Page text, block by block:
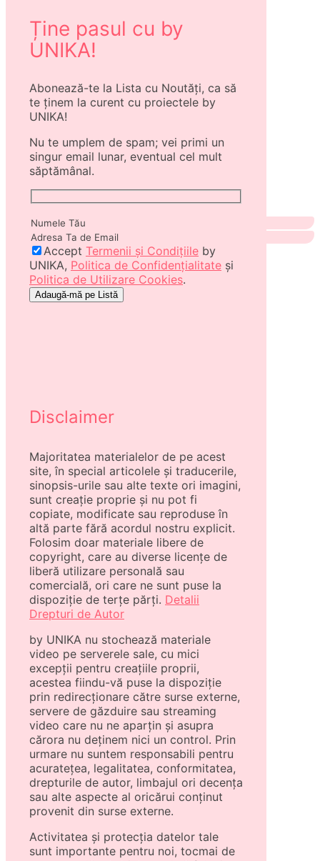
Ține pasul cu by
UNIKA!
Abonează-te la Lista cu Noutăți, ca să
te ținem la curent cu proiectele by
UNIKA!
Nu te umplem de spam; vei primi un
singur email lunar, eventual cel mult
săptămânal.
Accept Termenii și Condițiile by
UNIKA, Politica de Confidențialitate și
Politica de Utilizare Cookies.
Disclaimer
Majoritatea materialelor de pe acest
site, în special articolele și traducerile,
sinopsis-urile sau alte texte ori imagini,
sunt creație proprie și nu pot fi
copiate, modificate sau reproduse în
altă parte fără acordul nostru explicit.
Folosim doar materiale libere de
copyright, care au diverse licențe de
liberă utilizare personală sau
comercială, ori care ne sunt puse la
dispoziție de terțe părți. Detalii
Drepturi de Autor
by UNIKA nu stochează materiale
video pe serverele sale, cu mici
excepții pentru creațiile proprii,
acestea fiindu-vă puse la dispoziție
prin redirecționare către surse externe,
servere de găzduire sau streaming
video care nu ne aparțin și asupra
cărora nu deținem nici un control. Prin
urmare nu suntem responsabili pentru
acuratețea, legalitatea, conformitatea,
drepturile de autor, limbajul ori decența
sau alte aspecte al oricărui conținut
provenit din surse externe.
Activitatea și protecția datelor tale
sunt importante pentru noi, tocmai de